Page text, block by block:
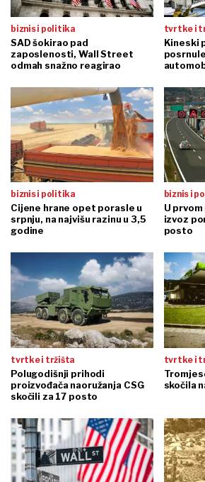
biznis i politika
SAD šokirao pad
zaposlenosti, Wall Street
odmah snažno reagirao
tvrtke i
Kineski
biznis i politika
Cijene hrane opet porasle u
srpnju, na najvišu razinu u 3,5
godine
biznis i
U
izvoz
posto
tvrtke i tržišta
Polugodišnji prihodi
proizvođača naoružanja CSG
skočili za 17 posto
tvrtke i
skočila